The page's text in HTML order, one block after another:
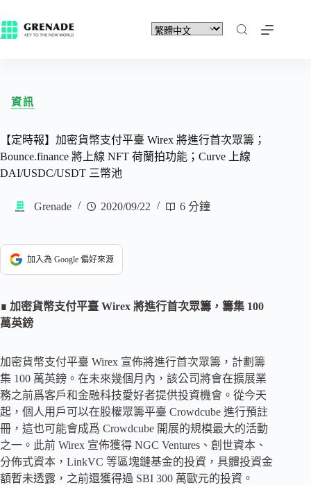
資訊
【定時報】加密貨幣支付平臺 Wirex 將進行首次眾籌；
Bounce.finance 將上線 NFT 荷蘭拍功能；Curve 上線
DAI/USDC/USDT 三幣池
Grenade 2020/09/22 6 分鐘
加入為 Google 偏好來源
∎ 加密貨幣支付平臺 Wirex 將進行首次眾籌，籌集 100
萬英鎊
加密貨幣支付平臺 Wirex 宣佈將進行首次眾籌，計劃籌
集 100 萬英鎊。在未來幾個月內，該公司將會在擴展業
務之前爲客戶和金融科技愛好者提供投資機會。從今天
起，個人用戶可以在股權眾籌平臺 Crowdcube 進行預註
冊，這也可能會成爲 Crowdcube 開展的規模最大的活動
之一。此前 Wirex 宣佈獲得 NGC Ventures、創世資本、
分佈式資本，LinkVC 等區塊鏈基金的投資，具體投資金
額暫未透露，之前還獲得過 SBI 300 萬歐元的投資。